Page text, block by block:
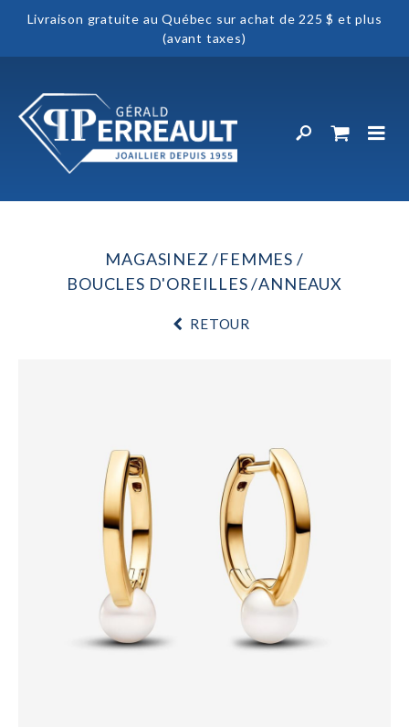
Livraison gratuite au Québec sur achat de 225 $ et plus
(avant taxes)
MAGASINEZ
FEMMES
BOUCLES D'OREILLES ANNEAUX
RETOUR